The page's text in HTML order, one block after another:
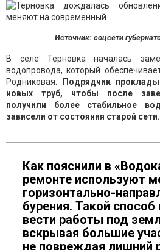
Источник: соцсети
В селе Терновка началась
водопровода, который
Родниковая.
Подрядчик
новых труб, чтобы после
получили более стабильное
зависели от состояния старой сети.
Как пояснили в
ремонте используют
горизонтально-
бурения. Такой способ
вести работы под
вскрывая большие
не повреждая лишний